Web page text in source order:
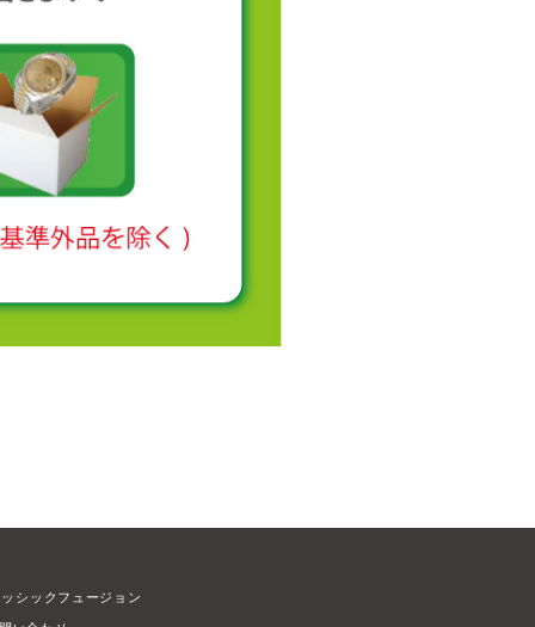
シックフュージョン